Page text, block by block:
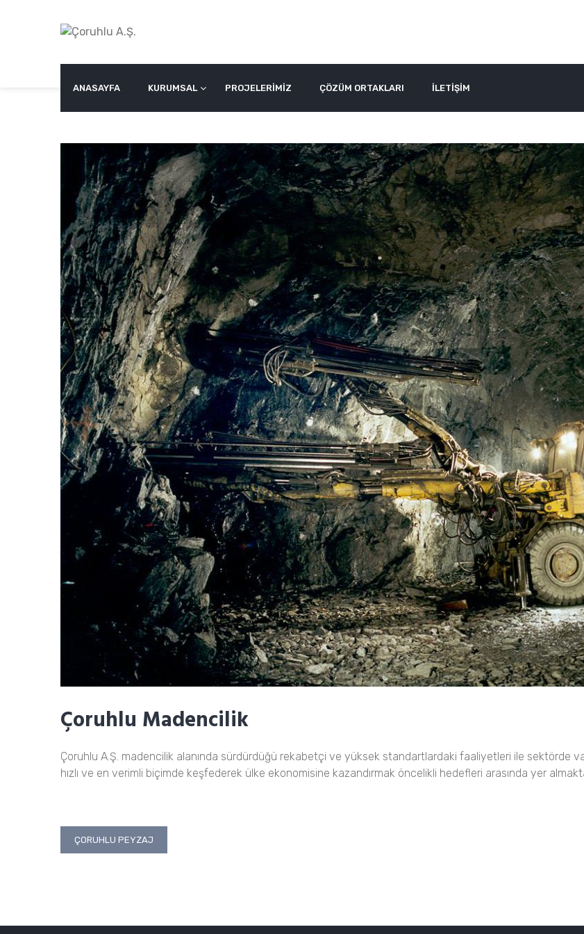
ANASAYFA KURUMSAL PROJELERİMİZ ÇÖZÜM ORTAKLARI İLETİŞİM
Çoruhlu Madencilik
Çoruhlu A.Ş. madencilik alanında sürdürdüğü rekabetçi ve yüksek standartlardaki faaliyetleri ile sektörde
hızlı ve en verimli biçimde keşfederek ülke ekonomisine kazandırmak öncelikli hedefleri arasında yer
Yazı
ÇORUHLU PEYZAJ